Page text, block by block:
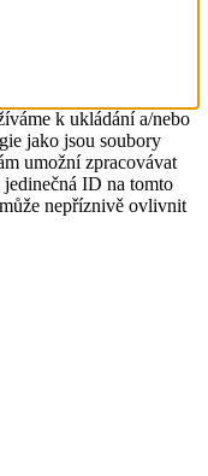
k ukládání a/nebo
jako jsou soubory
umožní zpracovávat
ID na tomto
nepříznivě ovlivnit